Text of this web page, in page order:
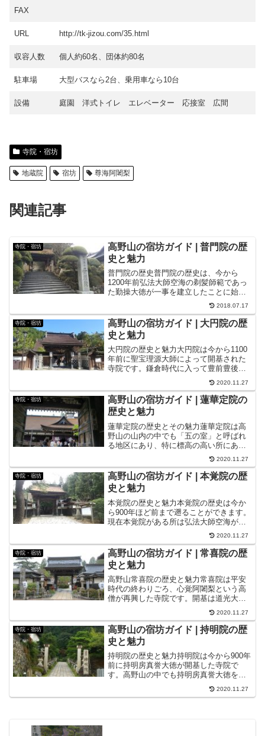
FAX
URL http://tk-jizou.com/35.html
収容人数 個人約60名、団体約80名
駐車場 大型バスなら2台、乗用車なら10台
設備 庭園 洋式トイレ エレベーター 応接室 広間
寺院・宿坊
地蔵院 宿坊 尊海阿闍梨
関連記事
寺院・宿坊
高野山の宿坊ガイド | 普門院の歴
史と魅力
普門院の歴史普門院の歴史は、今から
1200年前弘法大師空海の剃髪師範であっ
た勤操大徳が一事を建立したことに始ま
ります。空海は平安時代に字（仮名文
字）がうまかった人に贈られる、「三
筆」に数えられるほどの腕前であった上
大変な勉強家であったため書...
2018.07.17
寺院・宿坊
高野山の宿坊ガイド | 大円院の歴
史と魅力
大円院の歴史と魅力大円院は今から1100
年前に聖宝理源大師によって開基された
寺院です。鎌倉時代に入って豊前豊後の
国の大名だった大友能直と師檀の契りを
かわして以来大円院には歴代の藩主から
奉納された20万基を超える供養塔が送ら
れています。大円院...
2020.11.27
寺院・宿坊
高野山の宿坊ガイド | 蓮華定院の
歴史と魅力
蓮華定院の歴史とその魅力蓮華定院は高
野山の山内の中でも「五の室」と呼ばれ
る地区にあり、特に標高の高い所にあり
ます。蓮華定院の歴史は今から800年ほど
前行勝上人という方が開基したことに始
まります。それから200年ほど時代を下っ
た室町時代には長...
2020.11.27
寺院・宿坊
高野山の宿坊ガイド | 本覚院の歴
史と魅力
本覚院の歴史と魅力本覚院の歴史は今か
ら900年ほど前まで遡ることができます。
現在本覚院がある所は弘法大師空海が六
体の地蔵菩薩を彫刻し安置したところで
あると言われています。伝説によるとこ
の六体の地蔵菩薩が安置されたことによ
り、この地域は光り輝...
2020.11.27
寺院・宿坊
高野山の宿坊ガイド | 常喜院の歴
史と魅力
高野山常喜院の歴史と魅力常喜院は平安
時代の終わりごろ、心覚阿闍梨という高
僧が再興した寺院です。開基は道光大師
実恵と言うお坊さんであったと言い伝え
られています。江戸時代の終わりごろ大
火によって焼失してしまい、現在見るこ
とのできる寺院建築は明治...
2020.11.27
寺院・宿坊
高野山の宿坊ガイド | 持明院の歴
史と魅力
持明院の歴史と魅力持明院は今から900年
前に持明房真誉大徳が開基した寺院で
す。高野山の中でも持明房真誉大徳を擁
する「持流」派の本山として今日まで歴
史を刻んできました。戦国時代から江戸
2020.11.27